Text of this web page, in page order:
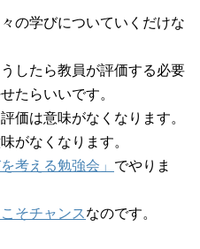
の学びについていくだけな
したら教員が評価する必要
たらいいです。
価は意味がなくなります。
がなくなります。
考える勉強会」 でやりま
そチャンス なのです。